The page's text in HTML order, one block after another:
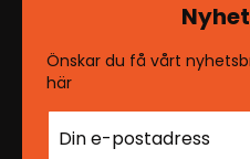
Önskar du få vårt
här